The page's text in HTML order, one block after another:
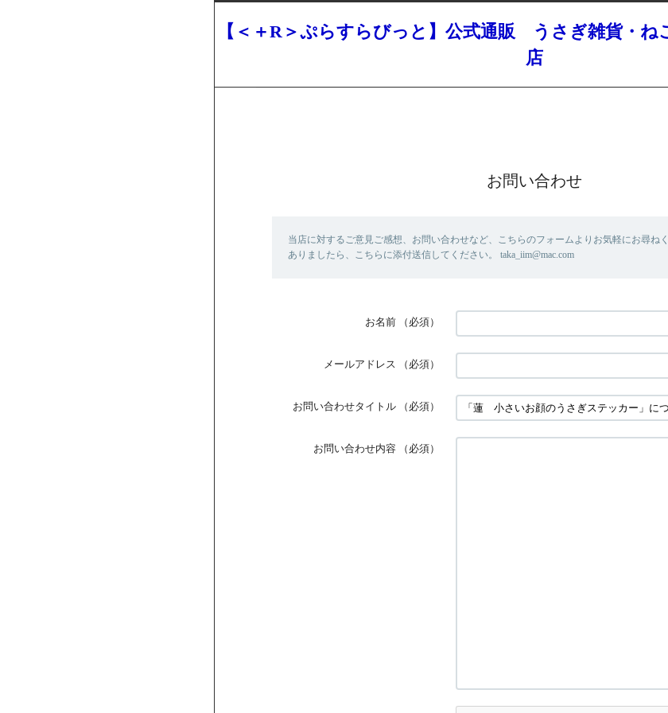
【＜＋R＞ぷらすらびっと】公式通販 うさぎ雑貨・ね
店
お問い合わせ
当店に対するご意見ご感想、お問い合わせなど、こちらのフォームよりお気軽にお尋ね
ありましたら、こちらに添付送信してください。 taka_iim@mac.com
お名前 （必須）
メールアドレス （必須）
お問い合わせタイトル （必須）
お問い合わせ内容 （必須）